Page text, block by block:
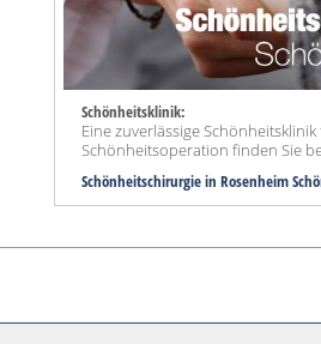
Schönheitsklinik:
Eine zuverlässige
Schönheitsoperation finden Sie
Schönheitschirurgie in Rosenheim